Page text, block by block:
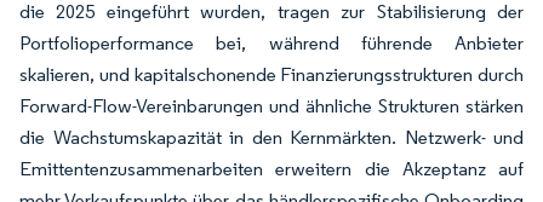
die 2025 eingeführt wurden, tragen zur Stabilisierung der
Portfolioperformance bei, während führende Anbieter
skalieren, und kapitalschonende Finanzierungsstrukturen durch
Forward-Flow-Vereinbarungen und ähnliche Strukturen stärken
die Wachstumskapazität in den Kernmärkten. Netzwerk- und
Emittentenzusammenarbeiten erweitern die Akzeptanz auf